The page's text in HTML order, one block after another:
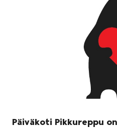
Päiväkoti Pikkureppu